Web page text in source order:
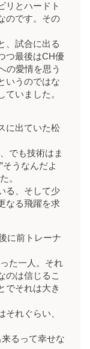
リとハードト
のです。その
、試合に出る
つ最後はCH優
の愛情を思う
いうのではな
ていました。
に出ていた松
でも技術はま
そうなんだよ
。
る、そして少
なる飛躍を求
に前トレーナ
た一人。それ
のは信じるこ
でそれは大き
れぐらい、
るって幸せな